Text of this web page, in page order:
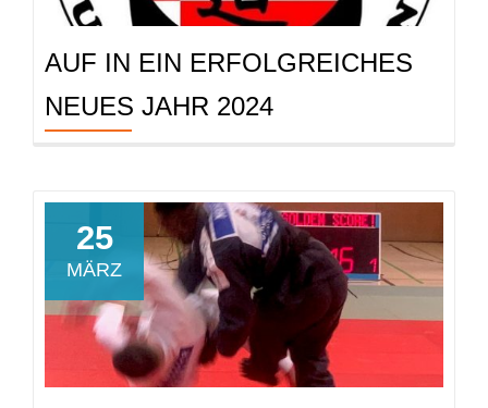
AUF IN EIN ERFOLGREICHES
NEUES JAHR 2024
25
MÄRZ